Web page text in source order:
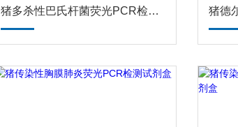
猪多杀性巴氏杆菌荧光PCR检测试剂盒